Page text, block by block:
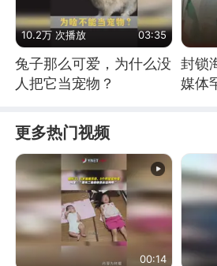
10.2万 次播放 03:35
兔子那么可爱，为什么没
人把它当宠物？
封锁
媒体
更多热门视频
00:14